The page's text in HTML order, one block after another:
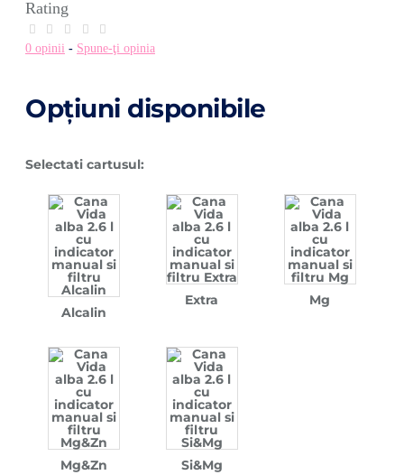
Rating
0 opinii - Spune-ţi opinia
Opţiuni disponibile
Selectati cartusul:
Alcalin
Extra Mg
Mg&Zn Si&Mg